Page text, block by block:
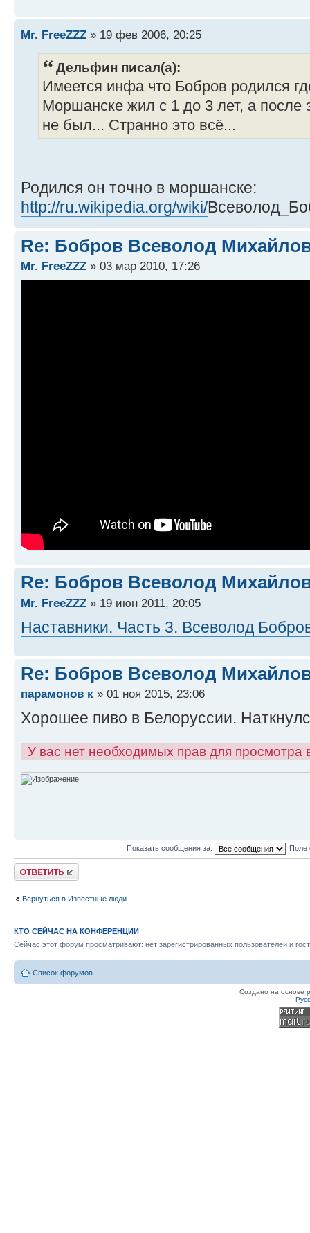
Mr. FreeZZZ » 19 фев 2006, 20:25
Дельфин писал(а):
Имеется инфа что Бобров родился
Моршанске жил с 1 до 3 лет, а после
не был... Странно это всё...
Родился он точно в моршанске:
http://ru.wikipedia.org/wiki/
Re: Бобров Всеволод
Mr. FreeZZZ » 03 мар 2010, 17:26
Re: Бобров Всеволод
Mr. FreeZZZ » 19 июн 2011, 20:05
Наставники. Часть 3. Всеволод
Re: Бобров Всеволод
парамонов к » 01 ноя 2015, 23:06
Хорошее пиво в Белоруссии.
У вас нет необходимых прав для
Показать сообщения за: Поле
Ответить
Вернуться в Известные люди
КТО СЕЙЧАС НА КОНФЕРЕНЦИИ
Сейчас этот форум просматривают: нет зарегистрированных пользователей и
Список форумов
Создано на основе